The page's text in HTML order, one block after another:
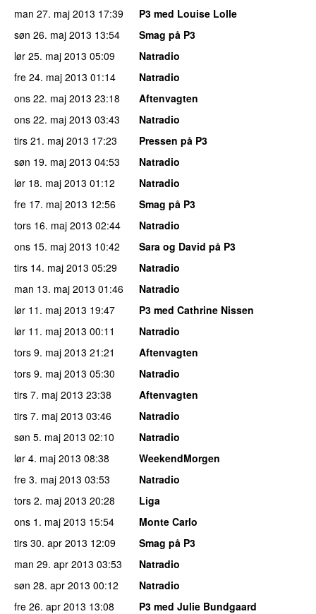
man 27. maj 2013 17:39
P3 med Louise Lolle
søn 26. maj 2013 13:54
Smag på P3
lør 25. maj 2013 05:09
Natradio
fre 24. maj 2013 01:14
Natradio
ons 22. maj 2013 23:18
Aftenvagten
ons 22. maj 2013 03:43
Natradio
tirs 21. maj 2013 17:23
Pressen på P3
søn 19. maj 2013 04:53
Natradio
lør 18. maj 2013 01:12
Natradio
fre 17. maj 2013 12:56
Smag på P3
tors 16. maj 2013 02:44
Natradio
ons 15. maj 2013 10:42
Sara og David på P3
tirs 14. maj 2013 05:29
Natradio
man 13. maj 2013 01:46
Natradio
lør 11. maj 2013 19:47
P3 med Cathrine Nissen
lør 11. maj 2013 00:11
Natradio
tors 9. maj 2013 21:21
Aftenvagten
tors 9. maj 2013 05:30
Natradio
tirs 7. maj 2013 23:38
Aftenvagten
tirs 7. maj 2013 03:46
Natradio
søn 5. maj 2013 02:10
Natradio
lør 4. maj 2013 08:38
WeekendMorgen
fre 3. maj 2013 03:53
Natradio
tors 2. maj 2013 20:28
Liga
ons 1. maj 2013 15:54
Monte Carlo
tirs 30. apr 2013 12:09
Smag på P3
man 29. apr 2013 03:53
Natradio
søn 28. apr 2013 00:12
Natradio
fre 26. apr 2013 13:08
P3 med Julie Bundgaard